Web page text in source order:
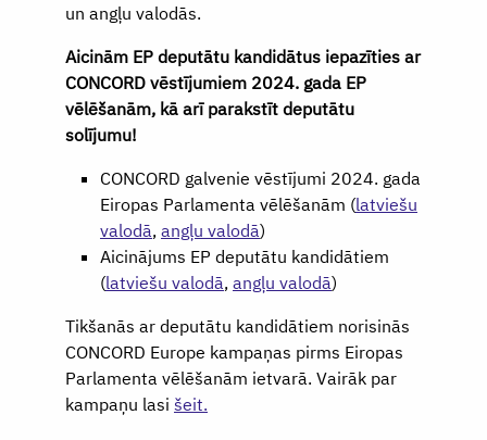
un angļu valodās.
Aicinām EP deputātu kandidātus iepazīties ar
CONCORD vēstījumiem 2024. gada EP
vēlēšanām, kā arī parakstīt deputātu
solījumu!
CONCORD galvenie vēstījumi 2024. gada
Eiropas Parlamenta vēlēšanām (latviešu
valodā, angļu valodā)
Aicinājums EP deputātu kandidātiem
(latviešu valodā, angļu valodā)
Tikšanās ar deputātu kandidātiem norisinās
CONCORD Europe kampaņas pirms Eiropas
Parlamenta vēlēšanām ietvarā. Vairāk par
kampaņu lasi šeit.